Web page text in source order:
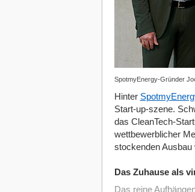
SpotmyEnergy-Gründer
Hinter
Start-up-szene.
das CleanTech-
wettbewerblicher
stockenden
Das Zuhause als
Das reine